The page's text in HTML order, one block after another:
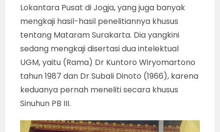
Lokantara Pusat di Jogja, yang juga banyak
mengkaji hasil-hasil penelitiannya khusus
tentang Mataram Surakarta. Dia yangkini
sedang mengkaji disertasi dua intelektual
UGM, yaitu (Rama) Dr Kuntoro Wiryomartono
tahun 1987 dan Dr Subali Dinoto (1966), karena
keduanya pernah meneliti secara khusus
Sinuhun PB III.